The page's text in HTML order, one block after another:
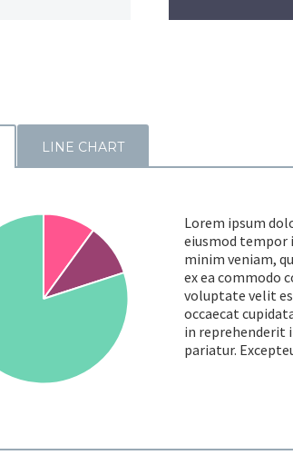
LINE CHART
Lorem ipsum
eiusmod tempor
minim veniam,
ex ea commodo
voluptate velit
occaecat
in reprehenderit
pariatur.